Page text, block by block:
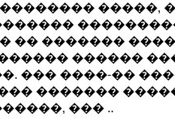
�����,
�� �������
������
��� ����-��
�������
��� ..